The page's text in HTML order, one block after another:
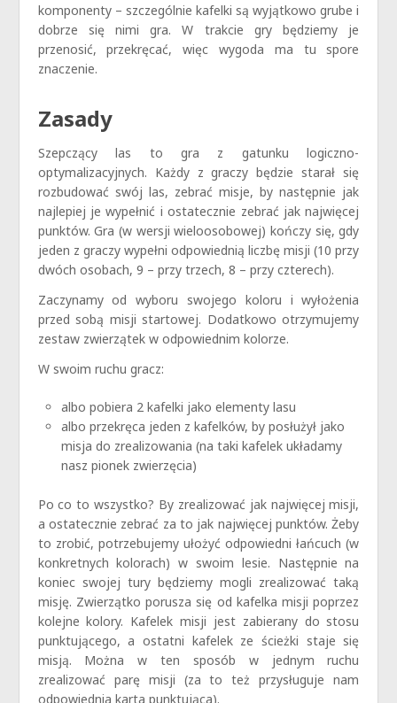
komponenty – szczególnie kafelki są wyjątkowo grube i
dobrze się nimi gra. W trakcie gry będziemy je
przenosić, przekręcać, więc wygoda ma tu spore
znaczenie.
Zasady
Szepczący las to gra z gatunku logiczno-
optymalizacyjnych. Każdy z graczy będzie starał się
rozbudować swój las, zebrać misje, by następnie jak
najlepiej je wypełnić i ostatecznie zebrać jak najwięcej
punktów. Gra (w wersji wieloosobowej) kończy się, gdy
jeden z graczy wypełni odpowiednią liczbę misji (10 przy
dwóch osobach, 9 – przy trzech, 8 – przy czterech).
Zaczynamy od wyboru swojego koloru i wyłożenia
przed sobą misji startowej. Dodatkowo otrzymujemy
zestaw zwierzątek w odpowiednim kolorze.
W swoim ruchu gracz:
albo pobiera 2 kafelki jako elementy lasu
albo przekręca jeden z kafelków, by posłużył jako
misja do zrealizowania (na taki kafelek układamy
nasz pionek zwierzęcia)
Po co to wszystko? By zrealizować jak najwięcej misji,
a ostatecznie zebrać za to jak najwięcej punktów. Żeby
to zrobić, potrzebujemy ułożyć odpowiedni łańcuch (w
konkretnych kolorach) w swoim lesie. Następnie na
koniec swojej tury będziemy mogli zrealizować taką
misję. Zwierzątko porusza się od kafelka misji poprzez
kolejne kolory. Kafelek misji jest zabierany do stosu
punktującego, a ostatni kafelek ze ścieżki staje się
misją. Można w ten sposób w jednym ruchu
zrealizować parę misji (za to też przysługuje nam
odpowiednia karta punktująca).